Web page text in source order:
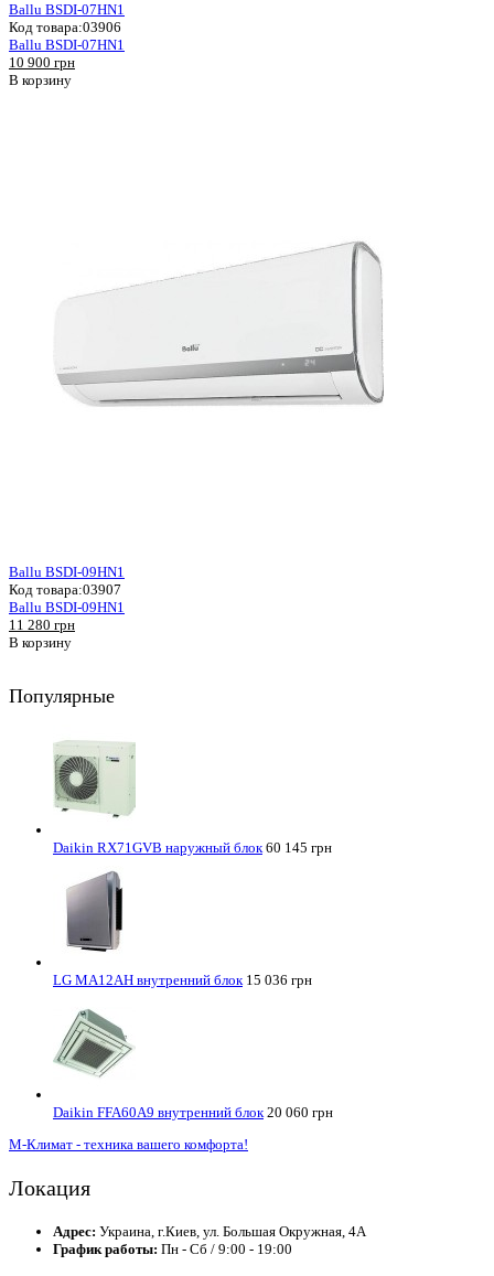
Ballu BSDI-07HN1
Код товара:03906
Ballu BSDI-07HN1
10 900 грн
В корзину
Ballu BSDI-09HN1
Код товара:03907
Ballu BSDI-09HN1
11 280 грн
В корзину
Популярные
Daikin RX71GVB наружный блок 60 145 грн
LG MA12AH внутренний блок 15 036 грн
Daikin FFA60A9 внутренний блок 20 060 грн
М-Климат - техника вашего комфорта!
Локация
Адрес: Украина, г.Киев, ул. Большая Окружная, 4А
График работы: Пн - Сб / 9:00 - 19:00